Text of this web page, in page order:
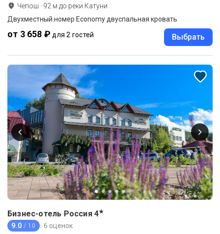
Чепош · 92 м до реки Катуни
Двухместный номер Economy двуспальная кровать
от 3 658 ₽ для 2 гостей Выбрать
Бизнес-отель Россия 4★
9.0 / 10 6 оценок